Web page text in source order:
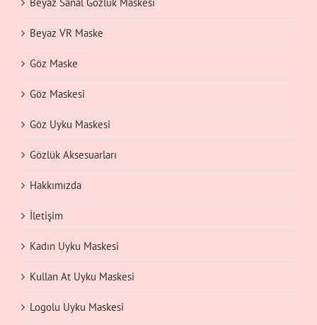
Beyaz Sanal Gözlük Maskesi
Beyaz VR Maske
Göz Maske
Göz Maskesi
Göz Uyku Maskesi
Gözlük Aksesuarları
Hakkımızda
İletişim
Kadın Uyku Maskesi
Kullan At Uyku Maskesi
Logolu Uyku Maskesi